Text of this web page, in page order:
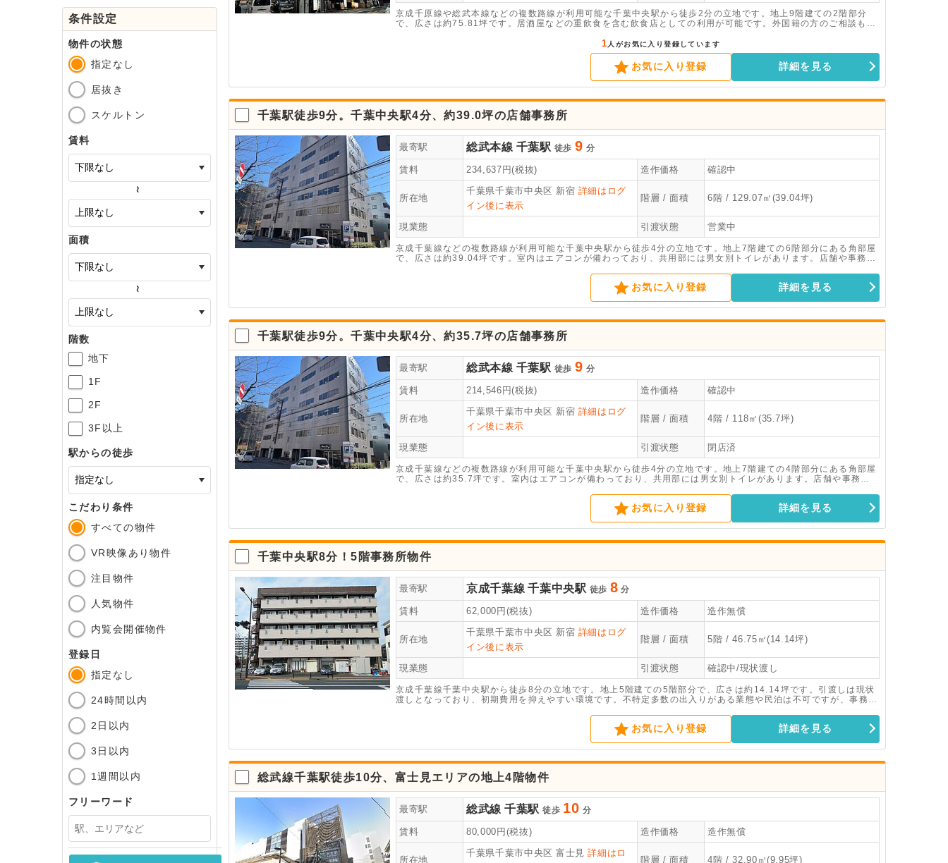
条件設定
物件の状態
指定なし
居抜き
スケルトン
賃料
～
面積
～
階数
地下
1F
2F
3F以上
駅からの徒歩
こだわり条件
すべての物件
VR映像あり物件
注目物件
人気物件
内覧会開催物件
登録日
指定なし
24時間以内
2日以内
3日以内
1週間以内
フリーワード
京成千原線や総武本線などの複数路線が利用可能な千葉中央駅から徒歩2分の立地です。地上9階建ての2階部分
で、広さは約75.81坪です。居酒屋などの重飲食を含む飲食店としての利用が可能です。外国籍の方のご相談も受
1 人がお気に入り登録しています
お気に入り登録 詳細を見る
千葉駅徒歩9分。千葉中央駅4分、約39.0坪の店舗事務所
最寄駅 総武本線 千葉駅 徒歩 9 分
賃料 234,637 円(税抜) 造作価格 確認中
所在地
千葉県千葉市中央区 新宿 詳細はログ
イン後に表示
階層 / 面積 6階 / 129.07㎡(39.04坪)
現業態 引渡状態 営業中
京成千葉線などの複数路線が利用可能な千葉中央駅から徒歩4分の立地です。地上7階建ての6階部分にある角部屋
で、広さは約39.04坪です。室内はエアコンが備わっており、共用部には男女別トイレがあります。店舗や事務所
お気に入り登録 詳細を見る
千葉駅徒歩9分。千葉中央駅4分、約35.7坪の店舗事務所
最寄駅 総武本線 千葉駅 徒歩 9 分
賃料 214,546 円(税抜) 造作価格 確認中
所在地
千葉県千葉市中央区 新宿 詳細はログ
イン後に表示
階層 / 面積 4階 / 118㎡(35.7坪)
現業態 引渡状態 閉店済
京成千葉線などの複数路線が利用可能な千葉中央駅から徒歩4分の立地です。地上7階建ての4階部分にある角部屋
で、広さは約35.7坪です。室内はエアコンが備わっており、共用部には男女別トイレがあります。店舗や事務所
お気に入り登録 詳細を見る
千葉中央駅8分！5階事務所物件
最寄駅 京成千葉線 千葉中央駅 徒歩 8 分
賃料 62,000 円(税抜) 造作価格 造作無償
所在地
千葉県千葉市中央区 新宿 詳細はログ
イン後に表示
階層 / 面積 5階 / 46.75㎡(14.14坪)
現業態 引渡状態 確認中/現状渡し
京成千葉線千葉中央駅から徒歩8分の立地です。地上5階建ての5階部分で、広さは約14.14坪です。引渡しは現状
渡しとなっており、初期費用を抑えやすい環境です。不特定多数の出入りがある業態や民泊は不可ですが、事務所
お気に入り登録 詳細を見る
総武線千葉駅徒歩10分、富士見エリアの地上4階物件
最寄駅 総武線 千葉駅 徒歩 10 分
賃料 80,000 円(税抜) 造作価格 造作無償
所在地
千葉県千葉市中央区 富士見詳細はロ
階層 / 面積 4階 / 32.90㎡(9.95坪)